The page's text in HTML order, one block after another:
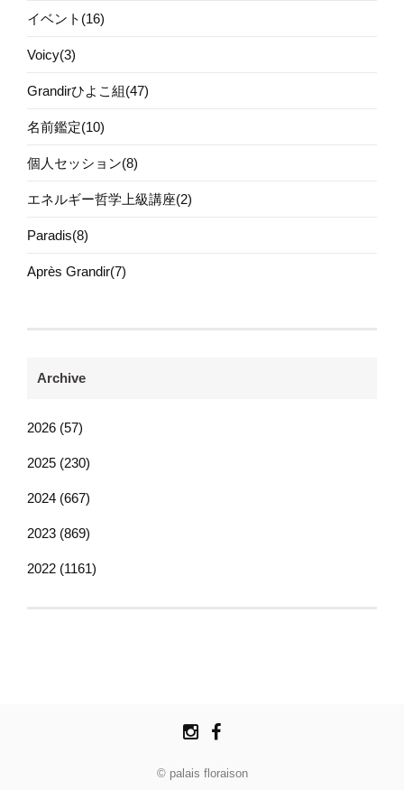
イベント(16)
Voicy(3)
Grandirひよこ組(47)
名前鑑定(10)
個人セッション(8)
エネルギー哲学上級講座(2)
Paradis(8)
Après Grandir(7)
Archive
2026 (57)
2025 (230)
2024 (667)
2023 (869)
2022 (1161)
© palais floraison